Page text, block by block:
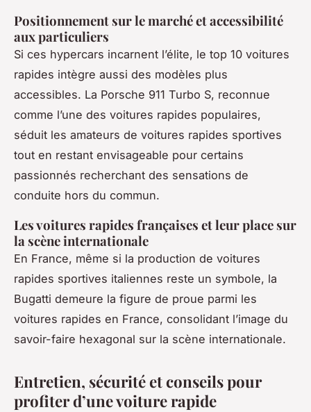
Positionnement sur le marché et accessibilité
aux particuliers
Si ces hypercars incarnent l’élite, le top 10 voitures
rapides intègre aussi des modèles plus
accessibles. La Porsche 911 Turbo S, reconnue
comme l’une des voitures rapides populaires,
séduit les amateurs de voitures rapides sportives
tout en restant envisageable pour certains
passionnés recherchant des sensations de
conduite hors du commun.
Les voitures rapides françaises et leur place sur
la scène internationale
En France, même si la production de voitures
rapides sportives italiennes reste un symbole, la
Bugatti demeure la figure de proue parmi les
voitures rapides en France, consolidant l’image du
savoir-faire hexagonal sur la scène internationale.
Entretien, sécurité et conseils pour
profiter d’une voiture rapide